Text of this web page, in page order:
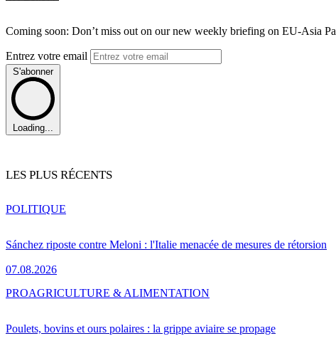
Coming soon: Don’t miss out on our new weekly briefing on EU-Asia
Entrez votre email
S'abonner
Loading...
LES PLUS RÉCENTS
Sánchez riposte contre Meloni : l'Italie menacée de mesures de rétorsion
07.08.2026
POLITIQUE
Poulets, bovins et ours polaires : la grippe aviaire se propage
PROAGRICULTURE & ALIMENTATION